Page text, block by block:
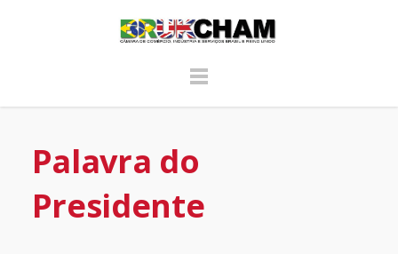
Palavra do
Presidente